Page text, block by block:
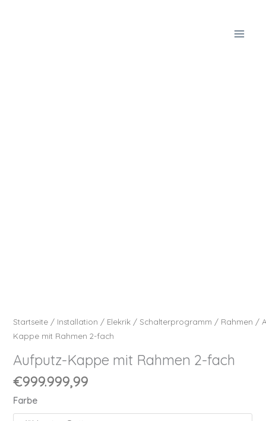
Startseite / Installation / Elekrik /Schalterprogramm / Rahmen /
Kappe mit Rahmen 2-fach
Aufputz-Kappe mit Rahmen 2-fach
€999.999,99
Farbe